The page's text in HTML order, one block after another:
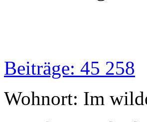
Beiträge: 45 258
Wohnort: Im